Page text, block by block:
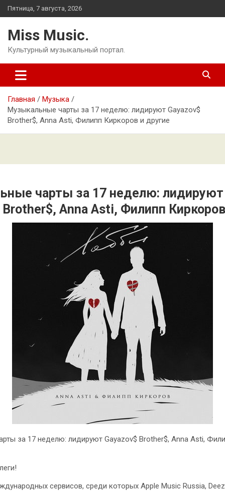
Перейти
к
Пятница, 7 августа, 2026
Miss Music.
Культурный музыкальный портал.
Главная
Музыка
Музыкальные чарты за 17 неделю: лидируют Gayazov$
Brother$, Anna Asti, Филипп Киркоров и другие
чарты за 17 неделю: лидируют
Brother$, Anna Asti, Филипп
за 17 неделю: лидируют Gayazov$ Brother$, Anna Asti,
сервисов, среди которых Apple Music Russia,